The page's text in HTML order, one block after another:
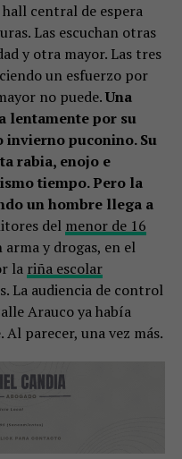
central de espera
Las escuchan otras
y otra mayor. Las tres
un esfuerzo por
no puede.Una
lentamente por su
puconino. Su
rabia, enojo e
tiempo. Pero la
un hombre llega a
del menor de 16
y drogas, en el
la riña escolar
La audiencia de control
Arauco ya había
parecer, una vez más.